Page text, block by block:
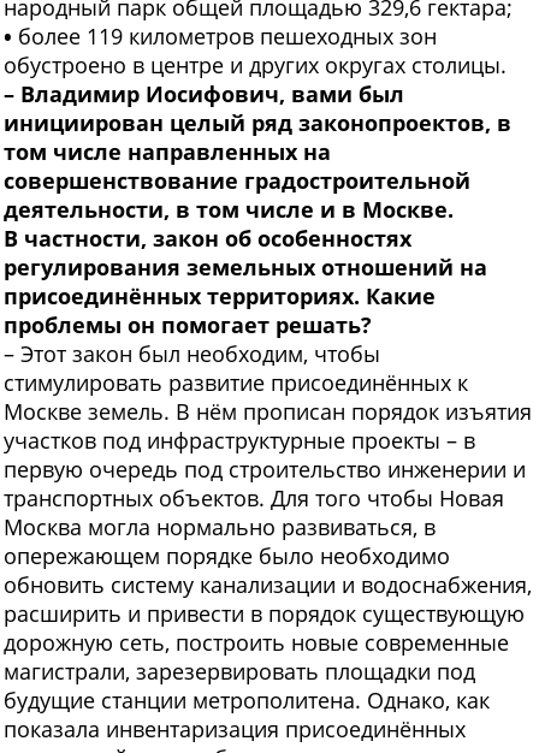
народный парк общей площадью 329,6 гектара;
• более 119 километров пешеходных зон
обустроено в центре и других округах столицы.
– Владимир Иосифович, вами был
инициирован целый ряд законопроектов, в
том числе направленных на
совершенствование градостроительной
деятельности, в том числе и в Москве.
В частности, закон об особенностях
регулирования земельных отношений на
присоединённых территориях. Какие
проблемы он помогает решать?
– Этот закон был необходим, чтобы
стимулировать развитие присоединённых к
Москве земель. В нём прописан порядок изъятия
участков под инфраструктурные проекты – в
первую очередь под строительство инженерии и
транспортных объектов. Для того чтобы Новая
Москва могла нормально развиваться, в
опережающем порядке было необходимо
обновить систему канализации и водоснабжения,
расширить и привести в порядок существующую
дорожную сеть, построить новые современные
магистрали, зарезервировать площадки под
будущие станции метрополитена. Однако, как
показала инвентаризация присоединённых